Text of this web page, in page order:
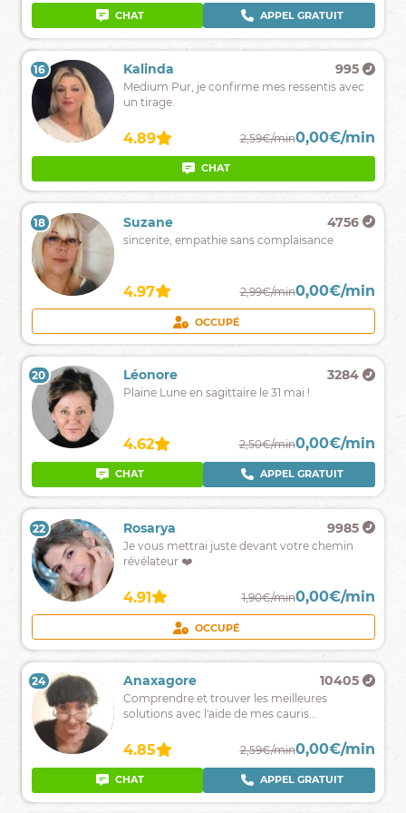
tarot
CHATAPPEL GRATUIT
CHAT APPEL GRATUIT
15 Maelle
5167
Maelle
médium
Je
pour
vous
et
éliminer
doutes
4.89 2,90€/min 0,00€/min
16 Kalinda 995
Medium Pur, je confirme mes ressentis avec
un tirage.
4.89 2,59€/min0,00€/min
CHAT
17 Jade
1631
Médium
aux
vibrations
votre
voix.
4.61 2,50€/min 0,00€/min
APPEL GRATUIT
18 Suzane 4756
sincerite, empathie sans complaisance
4.97 2,99€/min0,00€/min
OCCUPÉ
19 Samantha
33656
Médium
plus
40
ans,
je
à
votre
écoute,
me
4.96 0,00€/min
CHATAPPEL GRATUIT
20 Léonore 3284
Plaine Lune en sagittaire le 31 mai !
4.62 2,50€/min0,00€/min
CHAT APPEL GRATUIT
21 Melyna
6714
Medium,
sans
spécialisée
dans
sentimental
;)
4.97 0,00€/min
22 Rosarya 9985
Je vous mettrai juste devant votre chemin
révélateur ❤️
4.91 1,90€/min0,00€/min
OCCUPÉ
23 Zack
14137
Guidance
sincère
sans
jugement
en
amour,travail
et
5.00 3,20€/min 0,00€/min
CHATAPPEL GRATUIT
24 Anaxagore 10405
Comprendre et trouver les meilleures
solutions avec l'aide de mes cauris...
4.85 2,59€/min0,00€/min
CHAT APPEL GRATUIT